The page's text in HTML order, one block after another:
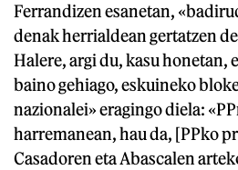
Ferrandizen esanetan,
denak herrialdean gertatzen
Halere, argi du, kasu honetan,
baino gehiago, eskuineko
nazionalei» eragingo diela:
harremanean, hau da, [PPko
Casadoren eta Abascalen